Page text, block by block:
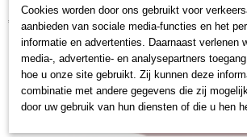
Kraftwerk 1350-2 Pendrijver 2 mm
€ 3,09
Cookies worden door ons gebruikt voor
aanbieden van sociale media-functies en het
informatie en advertenties. Daarnaast verlenen
media-, advertentie- en analysepartners
hoe u onze site gebruikt. Zij kunnen deze
combinatie met andere gegevens die zij
door uw gebruik van hun diensten of die u hen